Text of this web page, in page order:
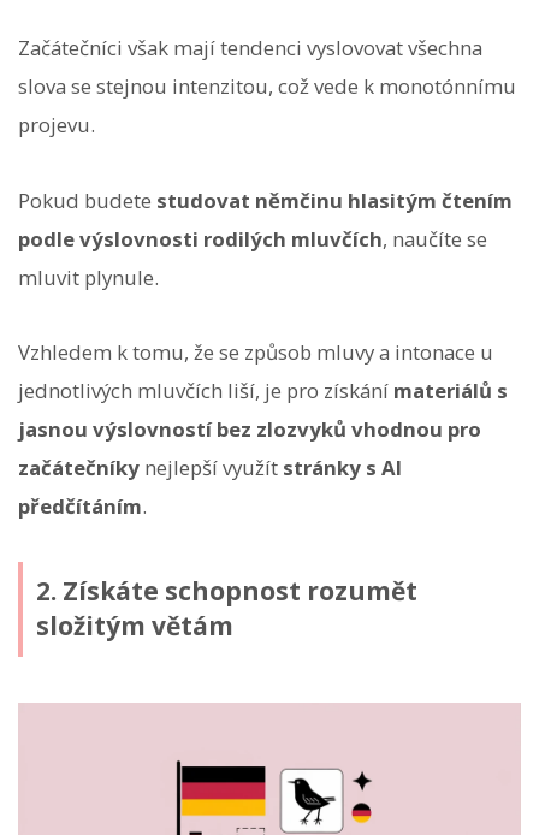
Začátečníci však mají tendenci vyslovovat všechna
slova se stejnou intenzitou, což vede k monotónnímu
projevu.
Pokud budete studovat němčinu hlasitým čtením
podle výslovnosti rodilých mluvčích, naučíte se
mluvit plynule.
Vzhledem k tomu, že se způsob mluvy a intonace u
jednotlivých mluvčích liší, je pro získání materiálů s
jasnou výslovností bez zlozvyků vhodnou pro
začátečníky nejlepší využít stránky s AI
předčítáním.
2. Získáte schopnost rozumět
složitým větám